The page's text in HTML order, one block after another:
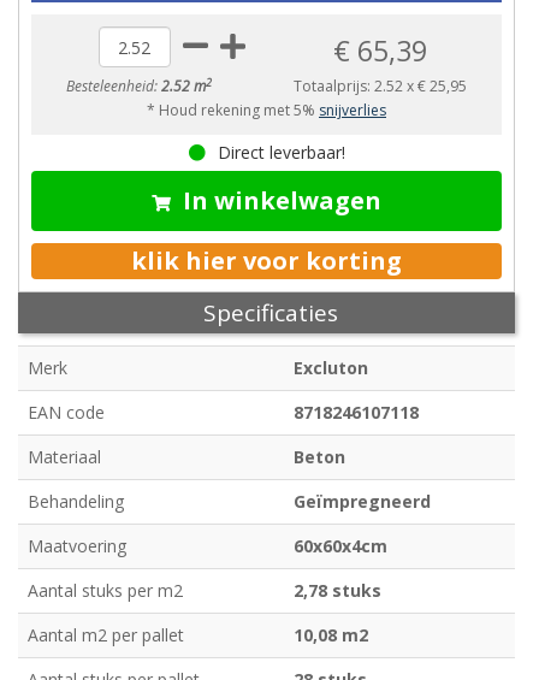
Besteleenheid:2.52 m2
€ 65,39
Totaalprijs:2.52x€ 25,95
* Houd rekening met 5% snijverlies
Direct leverbaar!
In winkelwagen
klik hier voor korting
Specificaties
Merk
Excluton
EAN code
8718246107118
Materiaal
Beton
Behandeling
Geïmpregneerd
Maatvoering
60x60x4cm
Aantal stuks per m2
2,78 stuks
Aantal m2 per pallet
10,08 m2